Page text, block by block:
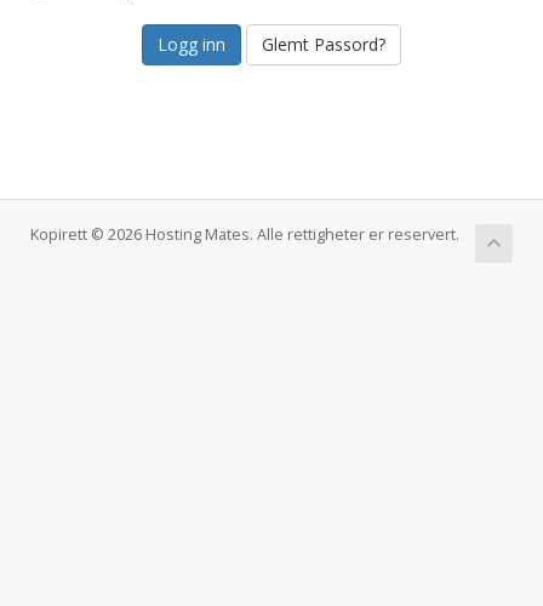
Glemt Passord?
Kopirett © 2026 Hosting Mates. Alle rettigheter er reservert.